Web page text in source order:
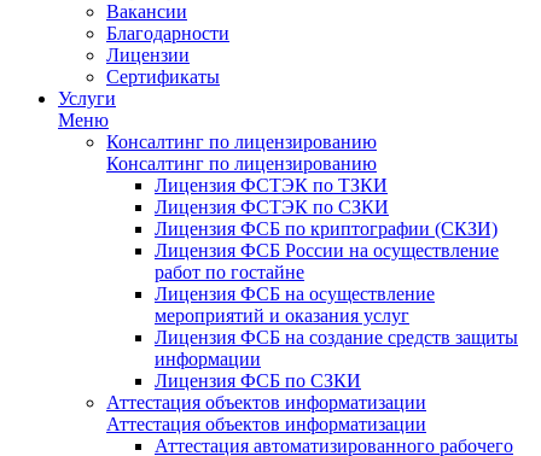
Вакансии
Благодарности
Лицензии
Сертификаты
Услуги
Меню
Консалтинг по лицензированию
Консалтинг по лицензированию
Лицензия ФСТЭК по ТЗКИ
Лицензия ФСТЭК по СЗКИ
Лицензия ФСБ по криптографии (СКЗИ)
Лицензия ФСБ России на осуществление
работ по гостайне
Лицензия ФСБ на осуществление
мероприятий и оказания услуг
Лицензия ФСБ на создание средств защиты
информации
Лицензия ФСБ по СЗКИ
Аттестация объектов информатизации
Аттестация объектов информатизации
Аттестация автоматизированного рабочего